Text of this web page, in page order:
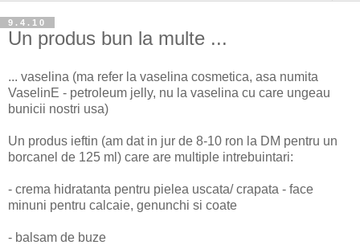
9.4.10
Un produs bun la multe ...
... vaselina (ma refer la vaselina cosmetica, asa numita
VaselinE - petroleum jelly, nu la vaselina cu care ungeau
bunicii nostri usa)
Un produs ieftin (am dat in jur de 8-10 ron la DM pentru un
borcanel de 125 ml) care are multiple intrebuintari:
- crema hidratanta pentru pielea uscata/ crapata - face
minuni pentru calcaie, genunchi si coate
- balsam de buze